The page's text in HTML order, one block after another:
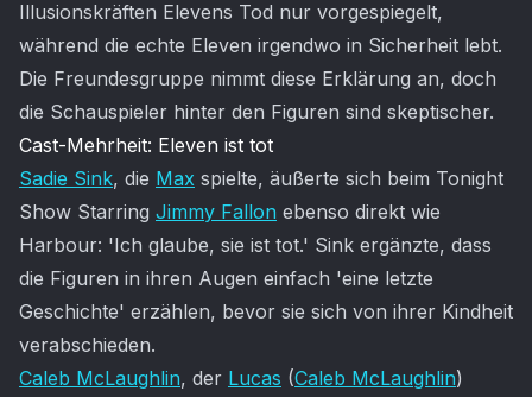
Illusionskräften Elevens Tod nur vorgespiegelt,
während die echte Eleven irgendwo in Sicherheit lebt.
Die Freundesgruppe nimmt diese Erklärung an, doch
die Schauspieler hinter den Figuren sind skeptischer.
Cast-Mehrheit: Eleven ist tot
Sadie Sink, die Max spielte, äußerte sich beim Tonight
Show Starring Jimmy Fallon ebenso direkt wie
Harbour: 'Ich glaube, sie ist tot.' Sink ergänzte, dass
die Figuren in ihren Augen einfach 'eine letzte
Geschichte' erzählen, bevor sie sich von ihrer Kindheit
verabschieden.
Caleb McLaughlin, der Lucas (Caleb McLaughlin)